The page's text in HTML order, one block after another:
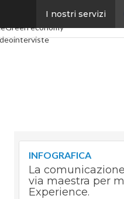
I nostri servizi
Industria 4.0
Green economy
INFOGRAFICA
La
via maestra per
Experience.